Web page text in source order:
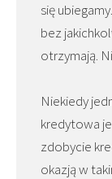
się
bez
otrzymają.
Niekiedy
kredytowa
zdobycie
okazją w